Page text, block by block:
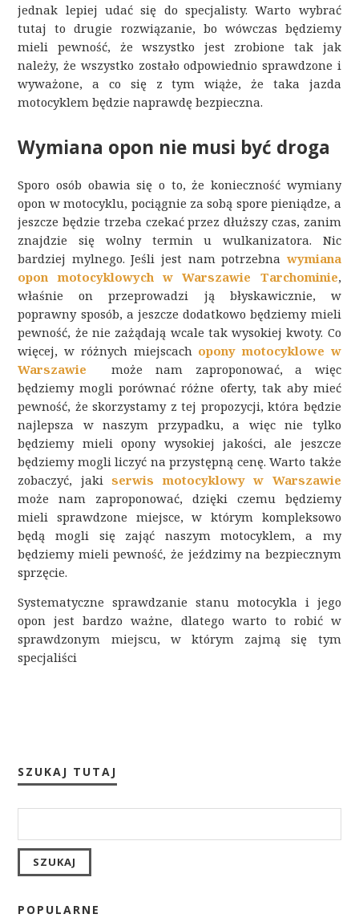
jednak lepiej udać się do specjalisty. Warto wybrać
tutaj to drugie rozwiązanie, bo wówczas będziemy
mieli pewność, że wszystko jest zrobione tak jak
należy, że wszystko zostało odpowiednio sprawdzone i
wyważone, a co się z tym wiąże, że taka jazda
motocyklem będzie naprawdę bezpieczna.
Wymiana opon nie musi być droga
Sporo osób obawia się o to, że konieczność wymiany
opon w motocyklu, pociągnie za sobą spore pieniądze, a
jeszcze będzie trzeba czekać przez dłuższy czas, zanim
znajdzie się wolny termin u wulkanizatora. Nic
bardziej mylnego. Jeśli jest nam potrzebna wymiana
opon motocyklowych w Warszawie Tarchominie,
właśnie on przeprowadzi ją błyskawicznie, w
poprawny sposób, a jeszcze dodatkowo będziemy mieli
pewność, że nie zażądają wcale tak wysokiej kwoty. Co
więcej, w różnych miejscach opony motocyklowe w
Warszawie
może nam zaproponować, a więc
będziemy mogli porównać różne oferty, tak aby mieć
pewność, że skorzystamy z tej propozycji, która będzie
najlepsza w naszym przypadku, a więc nie tylko
będziemy mieli opony wysokiej jakości, ale jeszcze
będziemy mogli liczyć na przystępną cenę. Warto także
zobaczyć, jakiserwis motocyklowy w Warszawie
może nam zaproponować, dzięki czemu będziemy
mieli sprawdzone miejsce, w którym kompleksowo
będą mogli się zająć naszym motocyklem, a my
będziemy mieli pewność, że jeździmy na bezpiecznym
sprzęcie.
Systematyczne sprawdzanie stanu motocykla i jego
opon jest bardzo ważne, dlatego warto to robić w
sprawdzonym miejscu, w którym zajmą się tym
specjaliści
SZUKAJ TUTAJ
POPULARNE